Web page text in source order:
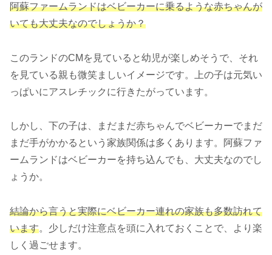
阿蘇ファームランドはベビーカーに乗るような赤ちゃんが
いても大丈夫なのでしょうか？
このランドのCMを見ていると幼児が楽しめそうで、それ
を見ている親も微笑ましいイメージです。上の子は元気い
っぱいにアスレチックに行きたがっています。
しかし、下の子は、まだまだ赤ちゃんでベビーカーでまだ
まだ手がかかるという家族関係は多くあります。阿蘇ファ
ームランドはベビーカーを持ち込んでも、大丈夫なのでし
ょうか。
結論から言うと実際にベビーカー連れの家族も多数訪れて
います。少しだけ注意点を頭に入れておくことで、より楽
しく過ごせます。